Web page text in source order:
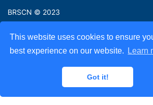
This website uses cookies to ensure
best experience on our website.
Learn
Got it!
BRSCN © 2023